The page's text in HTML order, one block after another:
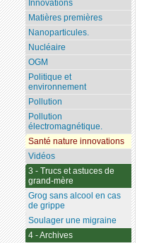
Innovations
Matières premières
Nanoparticules.
Nucléaire
OGM
Politique et
environnement
Pollution
Pollution
électromagnétique.
Santé nature innovations
Vidéos
3 - Trucs et astuces de
grand-mère
Grog sans alcool en cas
de grippe
Soulager une migraine
4 - Archives